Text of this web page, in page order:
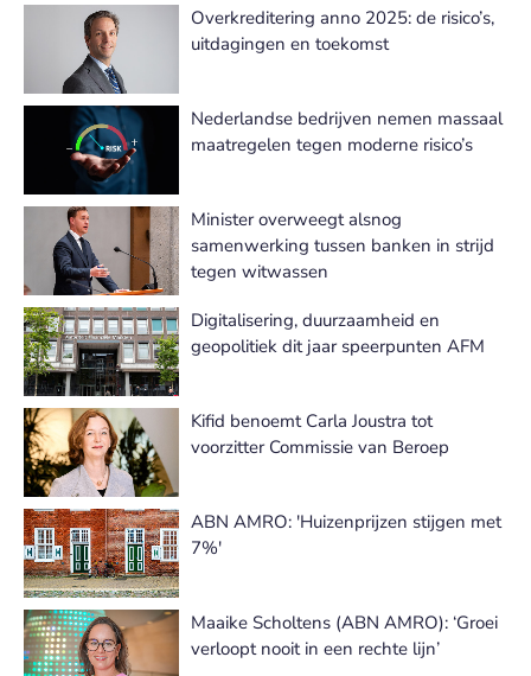
Overkreditering anno 2025: de risico’s,
uitdagingen en toekomst
Nederlandse bedrijven nemen massaal
maatregelen tegen moderne risico’s
Minister overweegt alsnog
samenwerking tussen banken in strijd
tegen witwassen
Digitalisering, duurzaamheid en
geopolitiek dit jaar speerpunten AFM
Kifid benoemt Carla Joustra tot
voorzitter Commissie van Beroep
ABN AMRO: 'Huizenprijzen stijgen met
7%'
Maaike Scholtens (ABN AMRO): ‘Groei
verloopt nooit in een rechte lijn’